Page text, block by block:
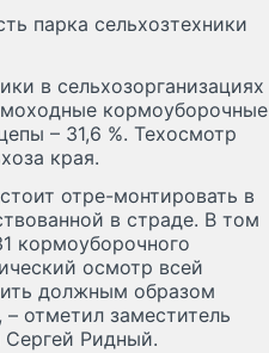
парка сельхозтехники
в сельхозорганизациях
кормоуборочные
– 31,6 %. Техосмотр
края.
отре-монтировать в
в страде. В том
кормоуборочного
осмотр всей
должным образом
отметил заместитель
Сергей Ридный.